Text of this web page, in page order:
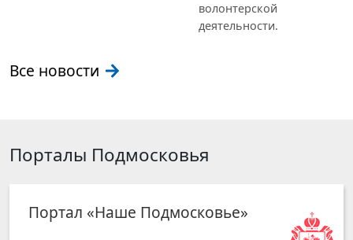
волонтерской
деятельности.
Все новости
Порталы Подмосковья
Портал «Наше Подмосковье»